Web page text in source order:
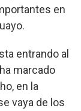
en
entrando al
marcado
en la
vaya de los